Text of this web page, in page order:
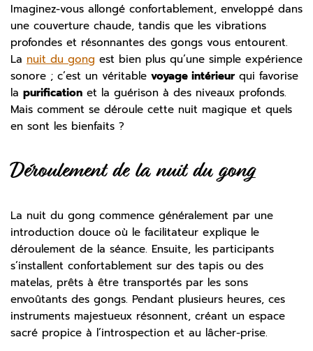
Imaginez-vous allongé confortablement, enveloppé dans
une couverture chaude, tandis que les vibrations
profondes et résonnantes des gongs vous entourent.
La nuit du gong est bien plus qu’une simple expérience
sonore ; c’est un véritable voyage intérieurqui favorise
la purification et la guérison à des niveaux profonds.
Mais comment se déroule cette nuit magique et quels
en sont les bienfaits ?
Déroulement de la nuit du gong
La nuit du gong commence généralement par une
introduction douce où le facilitateur explique le
déroulement de la séance. Ensuite, les participants
s’installent confortablement sur des tapis ou des
matelas, prêts à être transportés par les sons
envoûtants des gongs. Pendant plusieurs heures, ces
instruments majestueux résonnent, créant un espace
sacré propice à l’introspection et au lâcher-prise.